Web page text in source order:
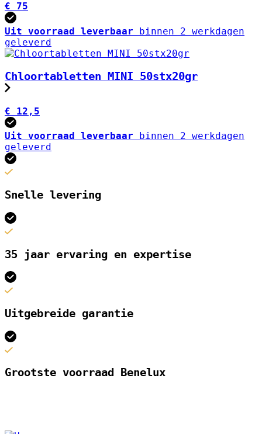
€ 75
Uit voorraad leverbaar
binnen 2 werkdagen
geleverd
Chloortabletten MINI 50stx20gr
€ 12,5
Uit voorraad leverbaar
binnen 2 werkdagen
geleverd
Snelle levering
35 jaar ervaring en expertise
Uitgebreide garantie
Grootste voorraad Benelux